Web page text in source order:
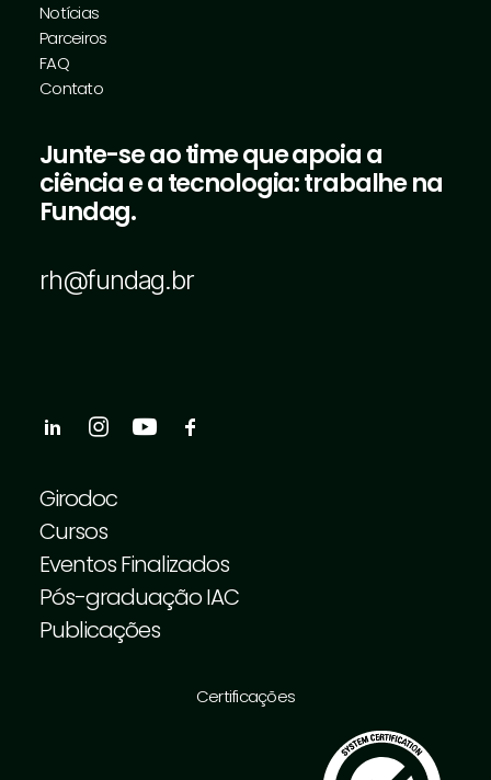
Junte-se ao time que apoia a
ciência e a tecnologia: trabalhe na
Fundag.
rh@fundag.br
Notícias
Parceiros
FAQ
Contato
Girodoc
Cursos
Eventos Finalizados
Pós-graduação IAC
Publicações
Certificações